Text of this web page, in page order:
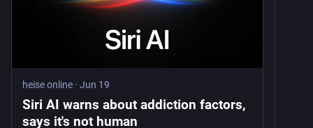
heise online · Jun 19
Siri AI warns about addiction factors,
says it's not human